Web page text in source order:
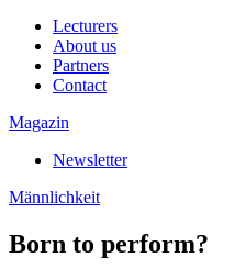
Lecturers
About us
Partners
Contact
Magazin
Newsletter
Männlichkeit
Born to perform?